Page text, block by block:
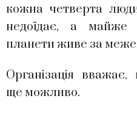
кожна четверта
недоїдає, а майже
планети живе за
Організація
ще можливо.